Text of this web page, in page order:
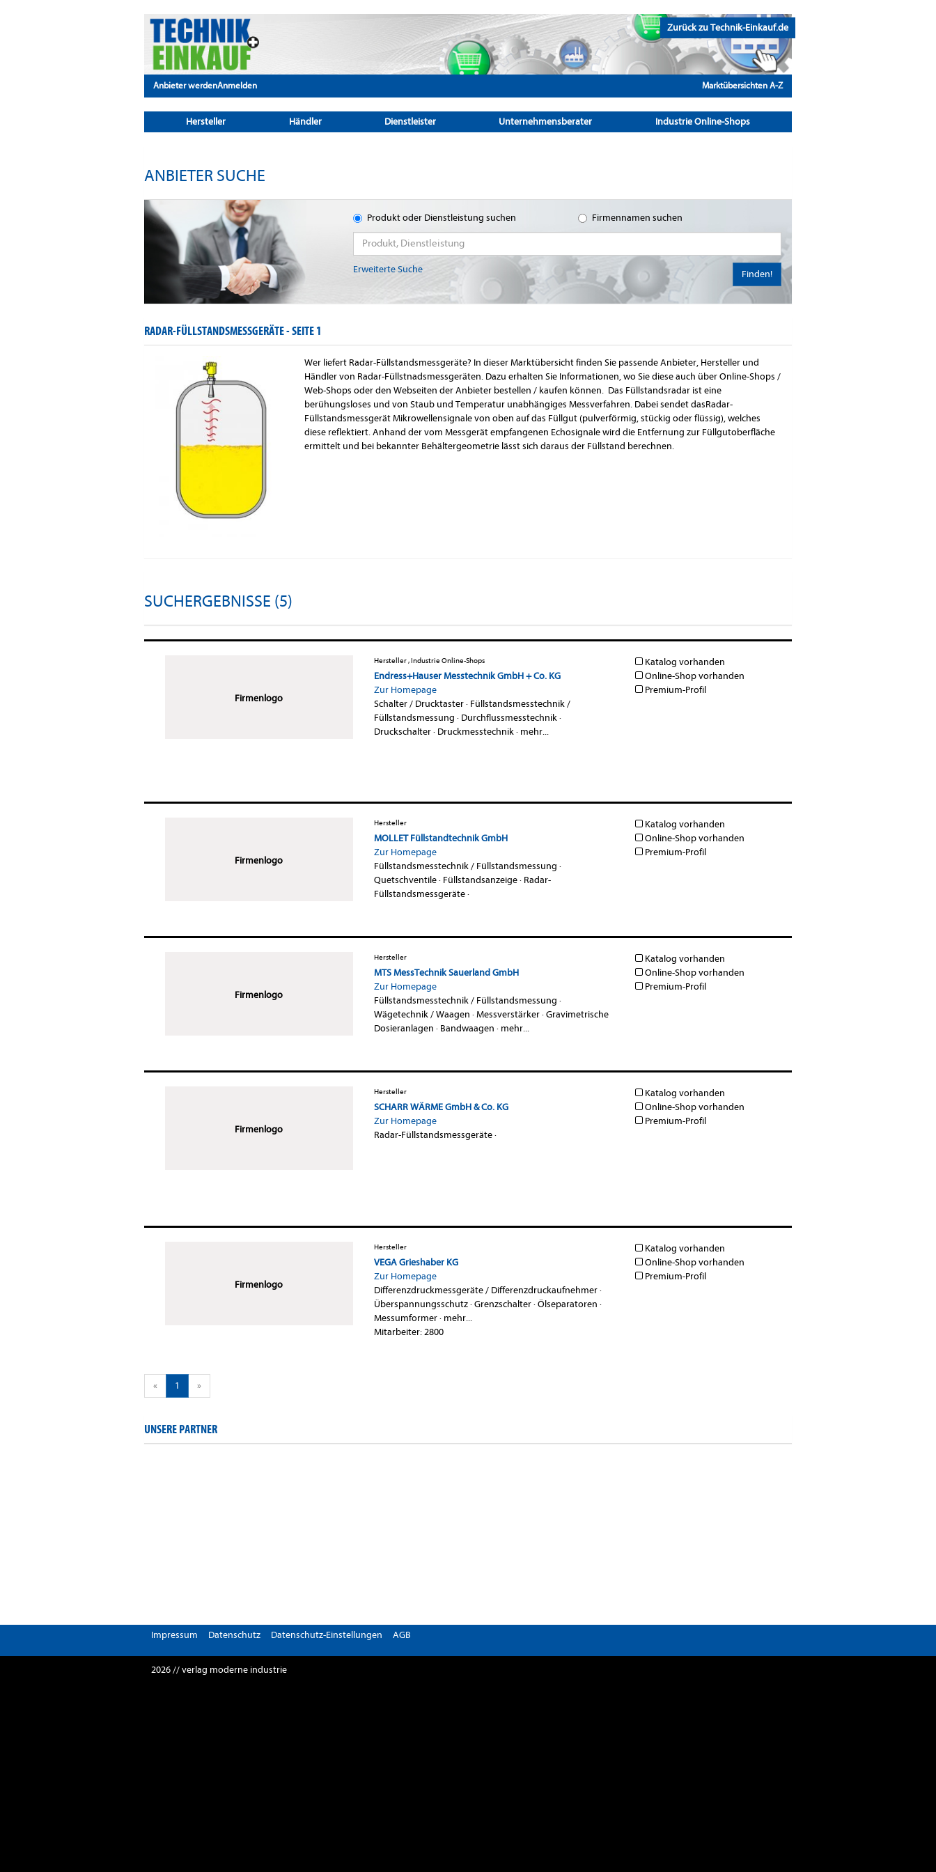
Zurück zu Technik-Einkauf.de
Anbieter werdenAnmelden Marktübersichten A-Z
Hersteller Händler Dienstleister Unternehmensberater Industrie Online-Shops
ANBIETER SUCHE
Produkt oder Dienstleistung suchen Firmennamen suchen
Erweiterte Suche Finden!
RADAR-FÜLLSTANDSMESSGERÄTE -SEITE 1
Wer liefert Radar-Füllstandsmessgeräte? In dieser Marktübersicht finden Sie passende Anbieter, Hersteller und
Händler von Radar-Füllstnadsmessgeräten. Dazu erhalten Sie Informationen, wo Sie diese auch über Online-Shops /
Web-Shops oder den Webseiten der Anbieter bestellen / kaufen können. Das Füllstandsradar ist eine
berühungsloses und von Staub und Temperatur unabhängiges Messverfahren. Dabei sendet dasRadar-
Füllstandsmessgerät Mikrowellensignale von oben auf das Füllgut (pulverförmig, stückig oder flüssig), welches
diese reflektiert. Anhand der vom Messgerät empfangenen Echosignale wird die Entfernung zur Füllgutoberfläche
ermittelt und bei bekannter Behältergeometrie lässt sich daraus der Füllstand berechnen.
SUCHERGEBNISSE (5)
Firmenlogo
Hersteller , Industrie Online-Shops
Endress+Hauser Messtechnik GmbH + Co. KG
Zur Homepage
Schalter / Drucktaster· Füllstandsmesstechnik /
Füllstandsmessung · Durchflussmesstechnik·
Druckschalter· Druckmesstechnik· mehr...
Katalog vorhanden
Online-Shop vorhanden
Premium-Profil
Firmenlogo
Hersteller
MOLLET Füllstandtechnik GmbH
Zur Homepage
Füllstandsmesstechnik / Füllstandsmessung ·
Quetschventile· Füllstandsanzeige· Radar-
Füllstandsmessgeräte·
Katalog vorhanden
Online-Shop vorhanden
Premium-Profil
Firmenlogo
Hersteller
MTS MessTechnik Sauerland GmbH
Zur Homepage
Füllstandsmesstechnik / Füllstandsmessung ·
Wägetechnik / Waagen ·Messverstärker·Gravimetrische
Dosieranlagen · Bandwaagen · mehr...
Katalog vorhanden
Online-Shop vorhanden
Premium-Profil
Firmenlogo
Hersteller
SCHARR WÄRME GmbH & Co. KG
Zur Homepage
Radar-Füllstandsmessgeräte·
Katalog vorhanden
Online-Shop vorhanden
Premium-Profil
Firmenlogo
Hersteller
VEGA Grieshaber KG
Zur Homepage
Differenzdruckmessgeräte / Differenzdruckaufnehmer·
Überspannungsschutz·Grenzschalter·Ölseparatoren ·
Messumformer· mehr...
Mitarbeiter: 2800
Katalog vorhanden
Online-Shop vorhanden
Premium-Profil
« 1 »
UNSERE PARTNER
Impressum Datenschutz Datenschutz-Einstellungen AGB
2026 // verlag moderne industrie